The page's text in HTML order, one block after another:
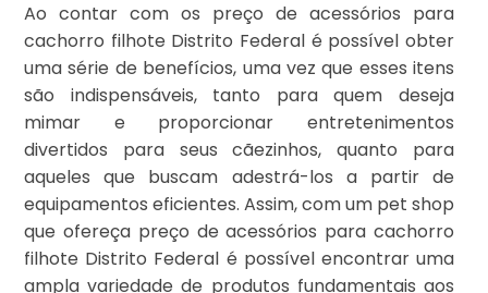
Ao contar com os preço de acessórios para
cachorro filhote Distrito Federal é possível obter
uma série de benefícios, uma vez que esses itens
são indispensáveis, tanto para quem deseja
mimar e proporcionar entretenimentos
divertidos para seus cãezinhos, quanto para
aqueles que buscam adestrá-los a partir de
equipamentos eficientes. Assim, com um pet shop
que ofereça preço de acessórios para cachorro
filhote Distrito Federal é possível encontrar uma
ampla variedade de produtos fundamentais aos